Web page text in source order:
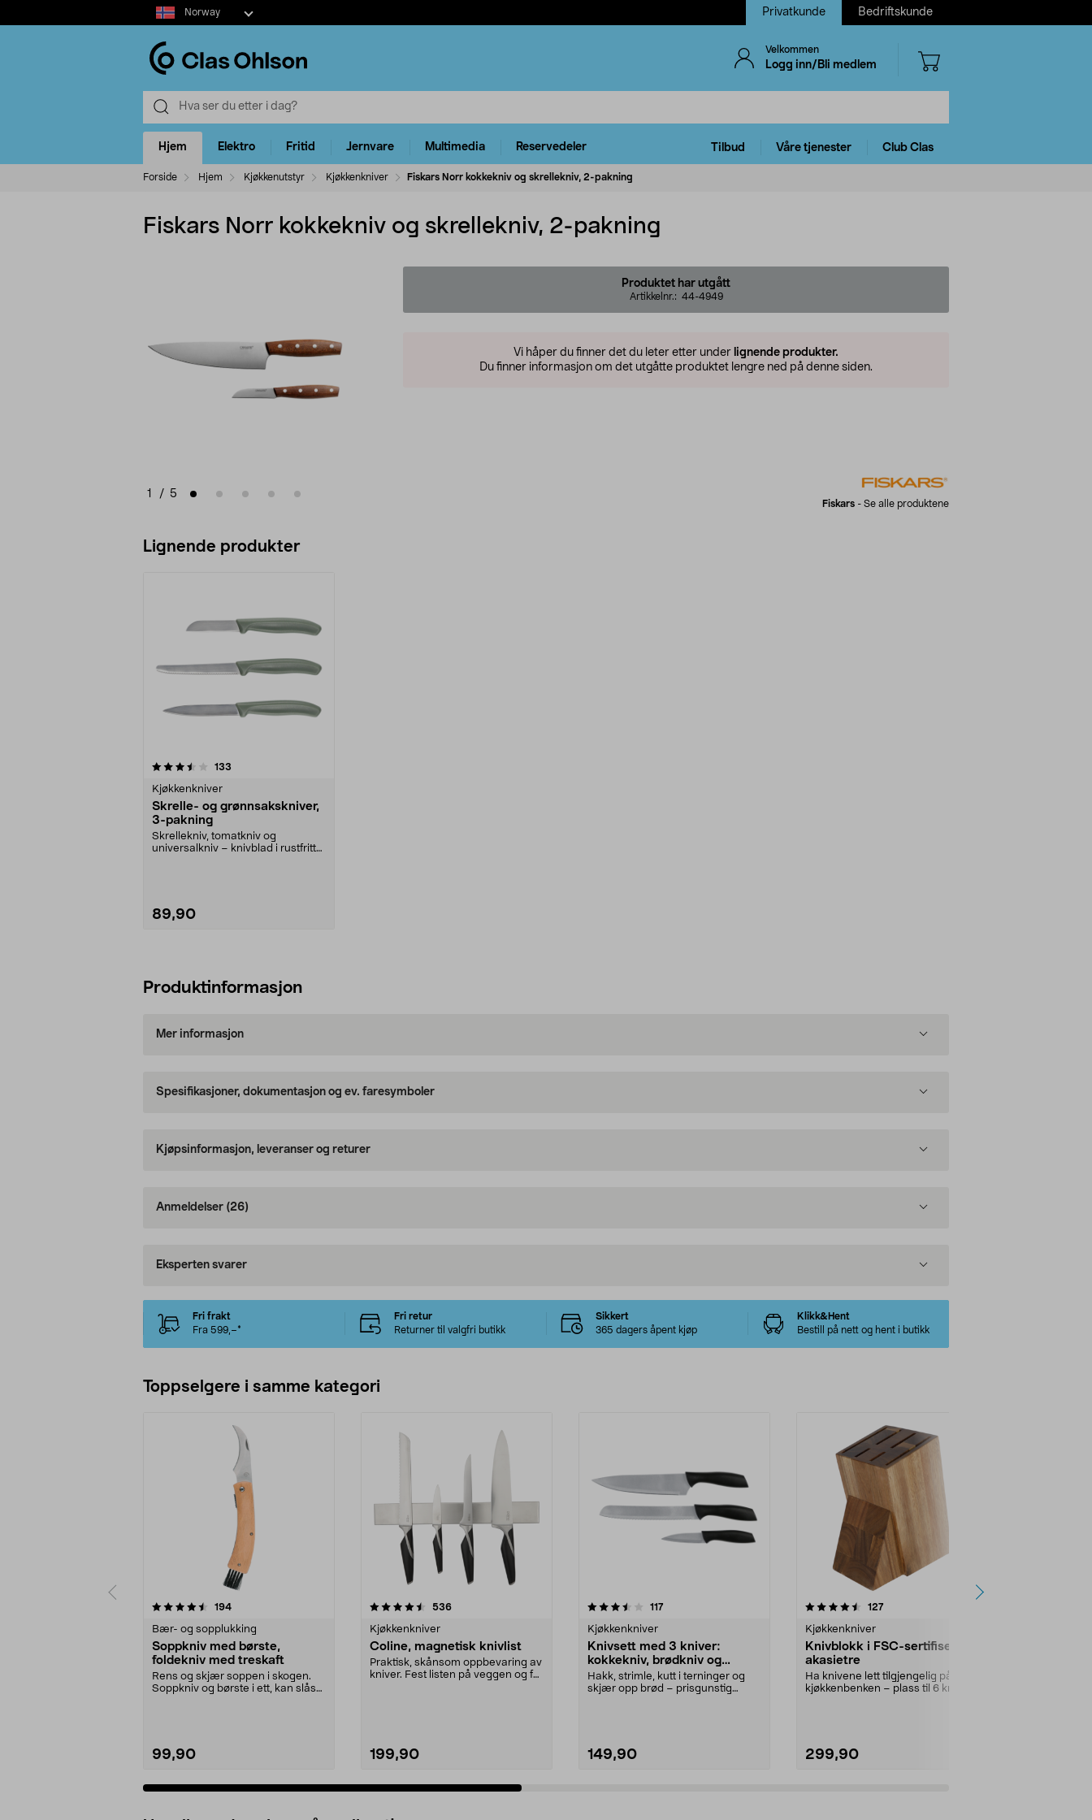
Select
market
Norway Privatkunde Bedriftskunde
Velkommen
Logg inn/Bli medlem
Hjem Elektro Fritid Jernvare Multimedia Reservedeler Tilbud Våre tjenester Club Clas
Forside Hjem Kjøkkenutstyr Kjøkkenkniver Fiskars Norr kokkekniv og skrellekniv, 2-pakning
Fiskars Norr kokkekniv og skrellekniv, 2-pakning
1 / 5
Produktet har utgått
Artikkelnr.: 44-4949
Vi håper du finner det du leter etter under lignende produkter.
Du finner informasjon om det utgåtte produktet lengre ned på denne siden.
Fiskars - Se alle produktene
Lignende produkter
133
Kjøkkenkniver
Skrelle- og grønnsakskniver,
3-pakning
Skrellekniv, tomatkniv og
universalkniv – knivblad i rustfritt
89,90
Produktinformasjon
Mer informasjon
Spesifikasjoner, dokumentasjon og ev. faresymboler
Kjøpsinformasjon, leveranser og returer
Anmeldelser (26)
Eksperten svarer
Fri frakt
Fra 599,–*
Fri retur
Returner til valgfri butikk
Sikkert
365 dagers åpent kjøp
Klikk&Hent
Bestill på nett og hent i butikk
Toppselgere i samme kategori
194anmeldelser
Bær- og sopplukking
Soppkniv med børste,
foldekniv med treskaft
Rens og skjær soppen i skogen.
Soppkniv og børste i ett, kan slås
99,90
4.5 av 5 stjerner 536anmeldelser
Kjøkkenkniver
Coline, magnetisk knivlist
Praktisk, skånsom oppbevaring av
kniver. Fest listen på veggen og få
199,90
3.5 av 5 stjerner 117anmeldelser
Kjøkkenkniver
Knivsett med 3 kniver:
kokkekniv, brødkniv og
skrellekniv
Hakk, strimle, kutt i terninger og
skjær opp brød – prisgunstig
149,90
4.5 av 5 stjerner 127anmeldelser
Kjøkkenkniver
Knivblokk i FSC-sertifisert
akasietre
Ha knivene lett tilgjengelig på
kjøkkenbenken – plass til 6 kniver.
299,90
4.5 av 5 stjerner